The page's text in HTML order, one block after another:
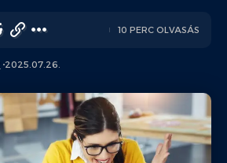
2025.07.26.
10 PERC OLVASÁS